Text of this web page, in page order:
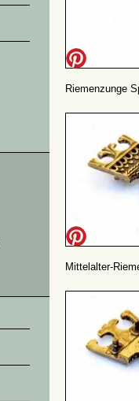
Riemenzunge
Mittelalter-